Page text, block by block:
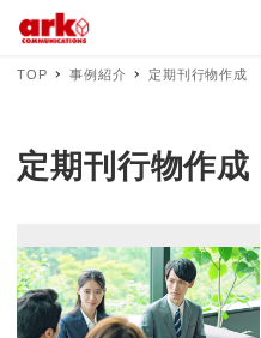
TOP 事例紹介 定期刊行物作成
定期刊行物作成